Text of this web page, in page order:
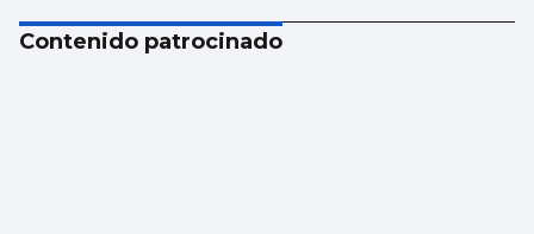
Contenido patrocinado